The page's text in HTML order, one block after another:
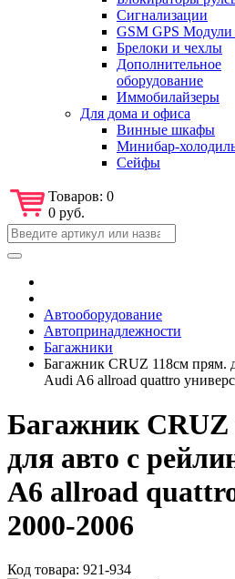
Сигнализации
GSM GPS Модули
Брелоки и чехлы
Дополнительное
оборудование
Иммобилайзеры
Для дома и офиса
Винные шкафы
Минибар-
Сейфы
Товаров: 0
0 руб.
Автооборудование
Автопринадлежности
Багажники
Багажник CRUZ 118см прям.
Audi A6 allroad quattro
Багажник CRUZ
для авто с
A6 allroad
2000-2006
Код товара: 921-934